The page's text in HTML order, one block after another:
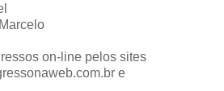
on-line pelos sites
e